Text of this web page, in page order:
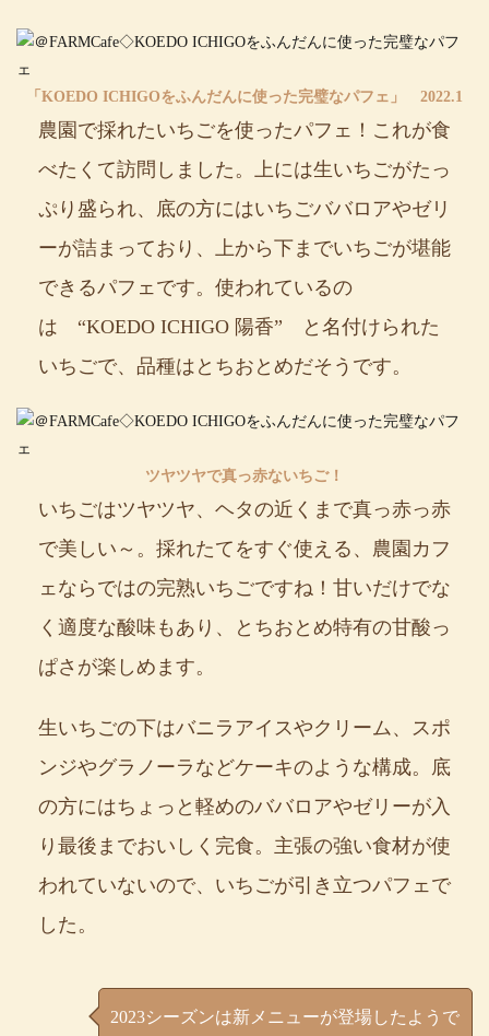
「KOEDO ICHIGOをふんだんに使った完璧なパフェ」 2022.1
農園で採れたいちごを使ったパフェ！これが食
べたくて訪問しました。上には生いちごがたっ
ぷり盛られ、底の方にはいちごババロアやゼリ
ーが詰まっており、上から下までいちごが堪能
できるパフェです。使われているの
は “KOEDO ICHIGO 陽香” と名付けられた
いちごで、品種はとちおとめだそうです。
ツヤツヤで真っ赤ないちご！
いちごはツヤツヤ、ヘタの近くまで真っ赤っ赤
で美しい～。採れたてをすぐ使える、農園カフ
ェならではの完熟いちごですね！甘いだけでな
く適度な酸味もあり、とちおとめ特有の甘酸っ
ぱさが楽しめます。
生いちごの下はバニラアイスやクリーム、スポ
ンジやグラノーラなどケーキのような構成。底
の方にはちょっと軽めのババロアやゼリーが入
り最後までおいしく完食。主張の強い食材が使
われていないので、いちごが引き立つパフェで
した。
2023シーズンは新メニューが登場したようで